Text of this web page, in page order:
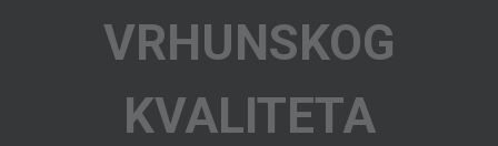
VRHUNSKOG
KVALITETA